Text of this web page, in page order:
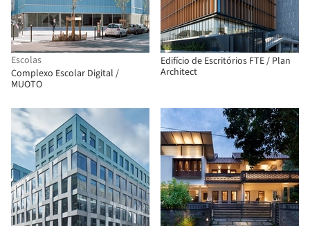
Escolas
Complexo Escolar Digital /
MUOTO
Edifício de Escritórios FTE / Plan
Architect